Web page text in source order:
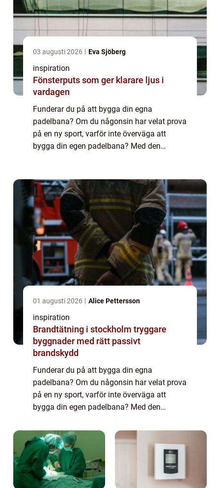
03 augusti 2026 Eva Sjöberg
inspiration
Fönsterputs som ger klarare ljus i
vardagen
Funderar du på att bygga din egna
padelbana? Om du någonsin har velat prova
på en ny sport, varför inte överväga att
bygga din egen padelbana? Med den
01 augusti 2026 Alice Pettersson
inspiration
Brandtätning i stockholm tryggare
byggnader med rätt passivt
brandskydd
Funderar du på att bygga din egna
padelbana? Om du någonsin har velat prova
på en ny sport, varför inte överväga att
bygga din egen padelbana? Med den
fantastiska ...